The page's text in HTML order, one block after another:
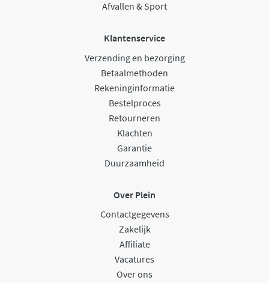
Afvallen & Sport
Klantenservice
Verzending en bezorging
Betaalmethoden
Rekeninginformatie
Bestelproces
Retourneren
Klachten
Garantie
Duurzaamheid
Over Plein
Contactgegevens
Zakelijk
Affiliate
Vacatures
Over ons